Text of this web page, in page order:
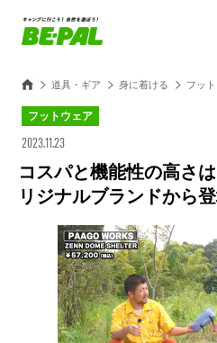
道具・ギア 身に着ける フッ
フットウェア
2023.11.23
コスパと機能性の高さ
リジナルブランドから